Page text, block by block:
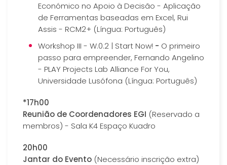
Económico no Apoio à Decisão - Aplicação
de Ferramentas baseadas em Excel, Rui
Assis - RCM2+ (Língua: Português)
Workshop III - W.0.2 | Start Now! - O primeiro
passo para empreender, Fernando Angelino
- PLAY Projects Lab Alliance For You,
Universidade Lusófona (Língua: Português)
*17h00
Reunião de Coordenadores EGI (Reservado a
membros) - Sala K4 Espaço Kuadro
20h00
Jantar do Evento (Necessário inscrição extra)